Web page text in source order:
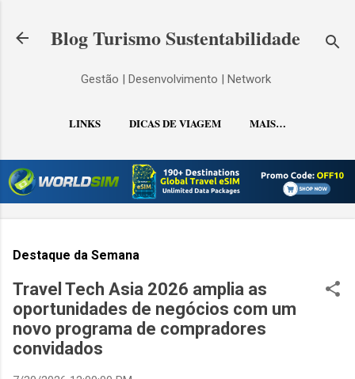
Blog Turismo Sustentabilidade
Gestão | Desenvolvimento | Network
LINKS DICAS DE VIAGEM MAIS…
CONTATO
Destaque da Semana
Travel Tech Asia 2026 amplia as
oportunidades de negócios com um
novo programa de compradores
convidados